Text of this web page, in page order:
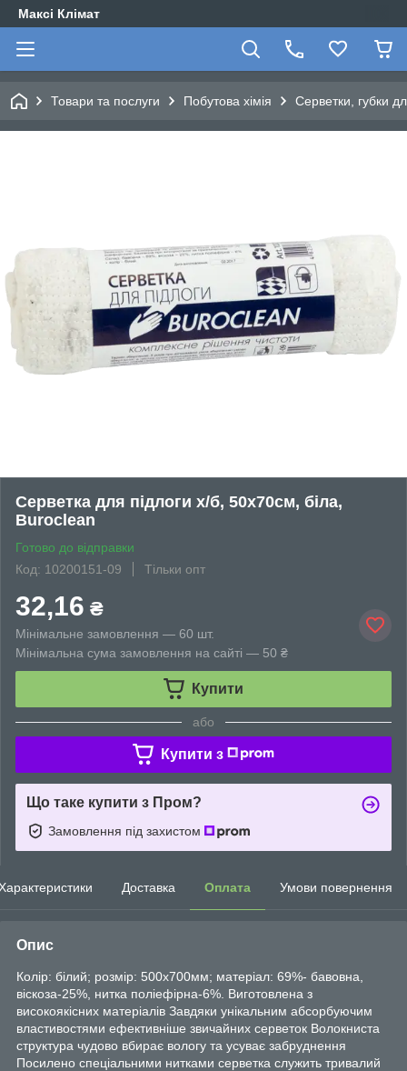
Максі Клімат
Товари та послуги Побутова хімія Серветки, губки
Серветка для підлоги х/б, 50х70см, біла,
Buroclean
Готово до відправки
Код: 10200151-09
Тільки опт
32,16 ₴
Мінімальне замовлення — 60 шт.
Мінімальна сума замовлення на сайті — 50 ₴
Купити
або
Купити з
Що таке купити з Пром?
Замовлення під захистом
Доставка Оплата Умови повернення
Опис
Колір: білий; розмір: 500х700мм; матеріал: 69%- бавовна,
віскоза-25%, нитка поліефірна-6%. Виготовлена з
високоякісних матеріалів Завдяки унікальним абсорбуючим
властивостями ефективніше звичайних серветок Волокниста
структура чудово вбирає вологу та усуває забруднення
Посилено спеціальними нитками серветка служить тривалий